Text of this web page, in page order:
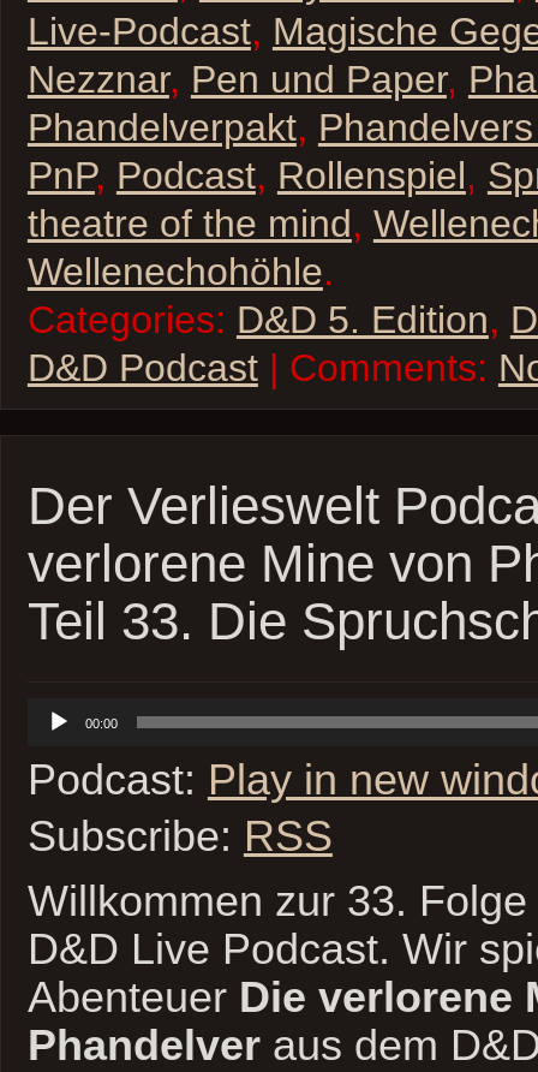
Live-Podcast, Magische
Nezznar, Pen und Paper,
Phandelverpakt,
PnP, Podcast, Rollenspiel,
theatre of the mind,
Wellenechohöhle.
Categories: D&D 5. Edition,
D&D Podcast| Comments:
Der Verlieswelt
verlorene Mine von
Teil 33. Die
Audio-
Player
00:00
Podcast: Play in new
Subscribe: RSS
Willkommen zur 33.
D&D Live Podcast. Wir
Abenteuer Die verlorene
Phandelveraus dem